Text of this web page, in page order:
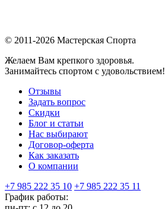
© 2011-2026 Мастерская Спорта
Желаем Вам крепкого здоровья.
Занимайтесь спортом с удовольствием!
Отзывы
Задать вопрос
Скидки
Блог и статьи
Нас выбирают
Договор-оферта
Как заказать
О компании
+7 985 222 35 10 +7 985 222 35 11
График работы: